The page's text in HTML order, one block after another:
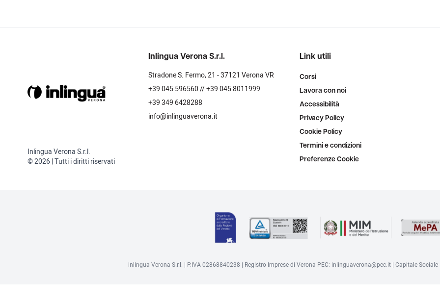
Inlingua Verona S.r.l.
© 2026 | Tutti i diritti riservati
Inlingua Verona S.r.l.
Stradone S. Fermo, 21 - 37121 Verona VR
+39 045 596560 // +39 045 8011999
+39 349 6428288
info@inlinguaverona.it
Link utili
Corsi
Lavora con noi
Accessibilità
Privacy Policy
Cookie Policy
Termini e condizioni
Preferenze Cookie
inlingua Verona S.r.l. | P.IVA 02868840238 | Registro Imprese di Verona PEC: inlinguaverona@pec.it | Capitale